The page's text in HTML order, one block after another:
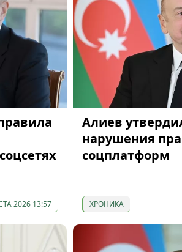
2026 13:57
Алиев
нарушения
соцплатформ
ХРОНИКА